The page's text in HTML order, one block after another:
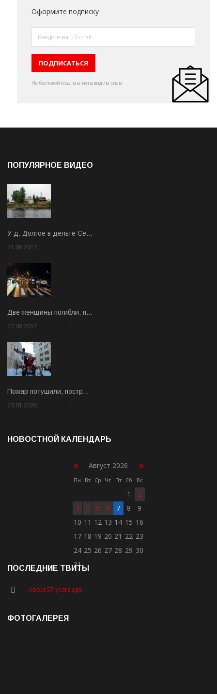
Оформите подписку
Не беспокойтесь, мы ненавидим спам
ПОПУЛЯРНОЕ ВИДЕО
У д. Долгое в дельте Се…
21.08.2017
Две женщины погибли, п…
27.08.2017
Пожар потушили, постр…
23.01.2020
НОВОСТНОЙ КАЛЕНДАРЬ
« Август 2026 »
Пн Вт Ср Чт Пт Сб Вс
1
2
3
4 5 6 7 8
9
10 11 12 13 14 15 16
17 18 19 20 21 22 23
24 25 26 27 28 29 30
31
ПОСЛЕДНИЕ ТВИТЫ
About 57 years ago
ФОТОГАЛЕРЕЯ